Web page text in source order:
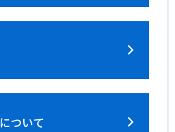
について